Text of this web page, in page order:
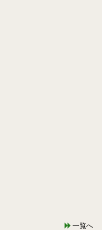
一覧へ